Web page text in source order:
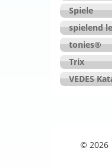
Spiele
spielend
tonies®
Trix
VEDES
© 2026